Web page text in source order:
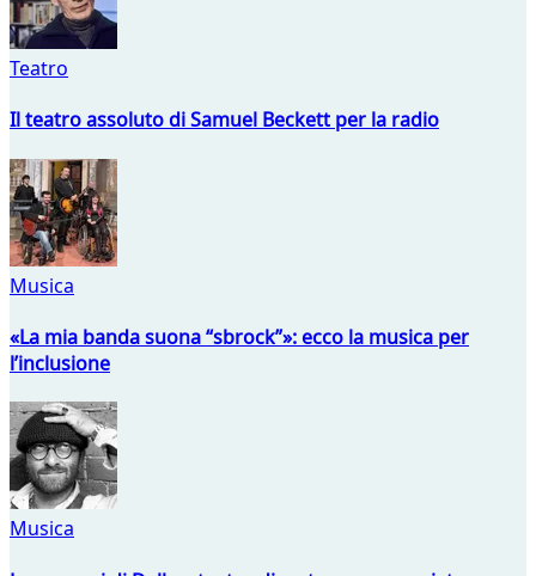
Teatro
Il teatro assoluto di Samuel Beckett per la radio
Musica
«La mia banda suona “sbrock”»: ecco la musica per
l’inclusione
Musica